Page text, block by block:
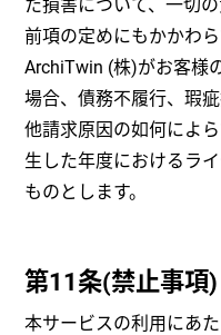
た損害について、一切
前項の定めにもかかわ
ArchiTwin (株)がお客様
場合、債務不履行、瑕
他請求原因の如何によ
生した年度におけるラ
ものとします。
第11条(禁止事項)
本サービスの利用にあ